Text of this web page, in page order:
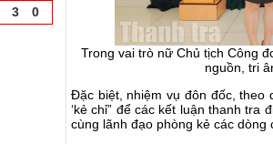
3 0
Trong vai trò nữ Chủ tịch Công
nguồn, tri
Đặc biệt, nhiệm vụ đôn đốc, theo
‘kẻ chỉ” để các kết luận thanh tra
cùng lãnh đạo phòng kẻ các